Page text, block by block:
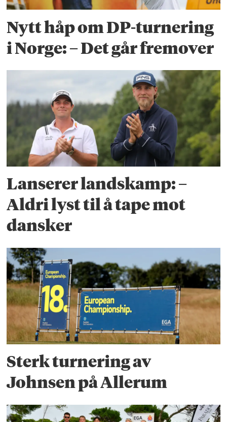
Nytt håp om DP-turnering
i Norge: – Det går fremover
Lanserer landskamp: –
Aldri lyst til å tape mot
dansker
Sterk turnering av
Johnsen på Allerum